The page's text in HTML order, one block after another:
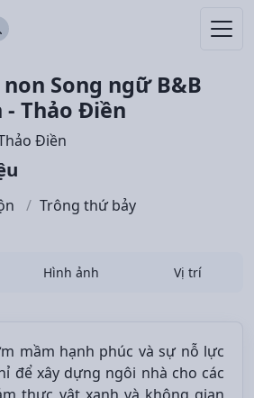
Song ngữ B&B
Thảo Điền
Điền
Trông thứ bảy
Hình ảnh Vị trí
mầm hạnh phúc và sự nỗ lực
để xây dựng ngôi nhà cho các